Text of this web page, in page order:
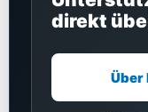
direkt
Über